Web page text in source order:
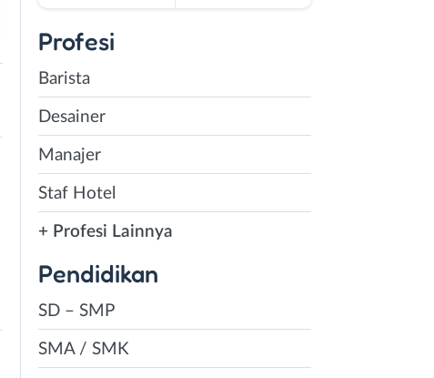
Profesi
Barista
Desainer
Manajer
Staf Hotel
+ Profesi Lainnya
Pendidikan
SD – SMP
SMA / SMK